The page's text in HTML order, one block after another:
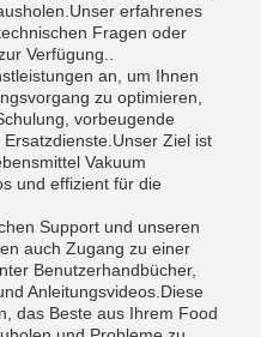
erfahrenes
Fragen oder
Verfügung..
an, um Ihnen
zu optimieren,
vorbeugende
Ziel ist
Vakuum
und effizient für die
Support und unseren
auch Zugang zu einer
Benutzerhandbücher,
Anleitungsvideos.Diese
das Beste aus Ihrem Food